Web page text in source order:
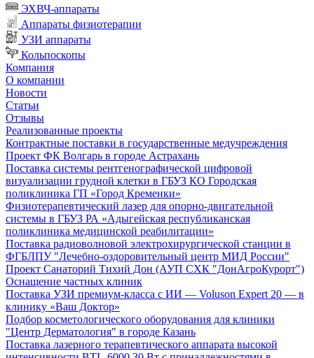
ЭХВЧ-аппараты
Аппараты физиотерапии
УЗИ аппараты
Кольпоскопы
Компания
О компании
Новости
Статьи
Отзывы
Реализованные проекты
Контрактные поставки в государственные медучреждения
Проект ФК Волгарь в городе Астрахань
Поставка системы рентгенографической цифровой
визуализации грудной клетки в ГБУЗ КО Городская
поликлиника ГП «Город Кременки»
Физиотерапевтический лазер для опорно-двигательной
системы в ГБУЗ РА «Адыгейская республиканская
поликлиника медицинской реабилитации»
Поставка радиоволновой электрохирургической станции в
ФГБЛПУ "Лечебно-оздоровительный центр МИД России"
Проект Санаторий Тихий Дон (АУП СХК "ДонАгроКурорт")
Оснащение частных клиник
Поставка УЗИ премиум-класса с ИИ — Voluson Expert 20 — в
клинику «Ваш Доктор»
Подбор косметологического оборудования для клиники
"Центр Дерматология" в городе Казань
Поставка лазерного терапевтического аппарата высокой